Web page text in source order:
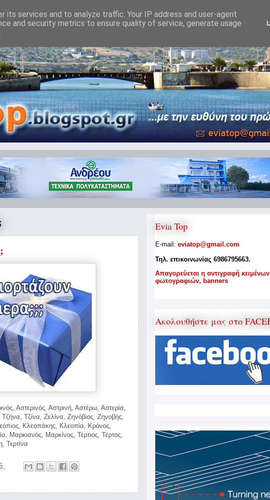
Αστερινός, Αστρινή, Αστέρω, Αστερία,
Τζίνα, Ζελίνα, Ζηνόβιος, Ζηνοβής,
Κλεοπάκης, Κλεοπία, Κρόνος,
Μαρκιανός, Μαρκίνος, Τέρτιος, Τέρτος,
Τερτίνα
Evia Top
E-mail: eviatop@gmail.com
Τηλ. επικοινωνίας 6986795663.
Aπαγορεύεται η αντιγραφή
φωτογραφιών, banners
Ακολουθήστε μας στο
its services and to analyze traffic. Your IP address and user-agent
and security metrics to ensure quality of service, generate usage